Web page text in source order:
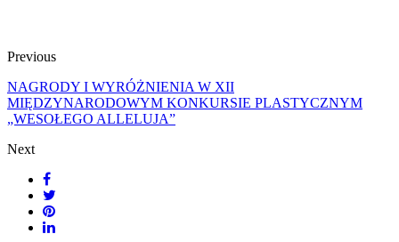
Previous
NAGRODY I WYRÓŻNIENIA W XII
MIĘDZYNARODOWYM KONKURSIE PLASTYCZNYM
„WESOŁEGO ALLELUJA”
Next